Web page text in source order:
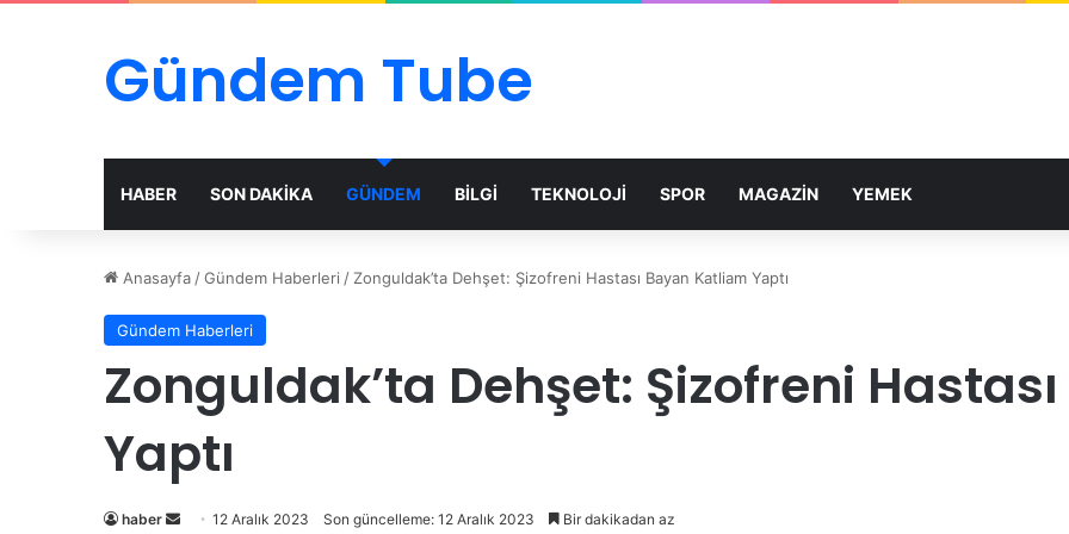
Gündem Tube
HABER SON DAKİKA GÜNDEM BİLGİ TEKNOLOJİ SPOR MAGAZİN YEMEK
Anasayfa /Gündem Haberleri / Zonguldak’ta Dehşet: Şizofreni Hastası Bayan Katliam Yaptı
Gündem Haberleri
Zonguldak’ta Dehşet: Şizofreni
Yaptı
haber
Bir
12 Aralık 2023 Son güncelleme: 12 Aralık 2023 Bir dakikadan az